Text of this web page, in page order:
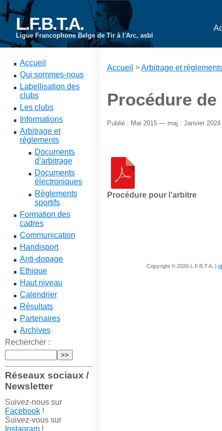
L.F.B.T.A.
Ligue Francophone Belge de Tir à l'Arc, asbl
Accueil
Qui sommes-nous
Labellisation des
clubs
Les clubs
Informations
Arbitrage et
règlements
Documents
d’arbitrage
Documents
électroniques
Règlements
sportifs
Formation des
cadres
Communication
Handisport
Anti-dopage
Ethique
Haut niveau
Calendrier
Résultats
Partenaires
Archives
Rechercher :
Réseaux sociaux /
Newsletter
Suivez-nous sur
Facebook!
Suivez-vous sur
Instagram!
Accueil >Arbitrage et
Procédure de
Publié : Mai 2015 — maj : Janvier 2024
Procédure pour l’arbitre
Copyright © 2026 L.F.B.T.A. |